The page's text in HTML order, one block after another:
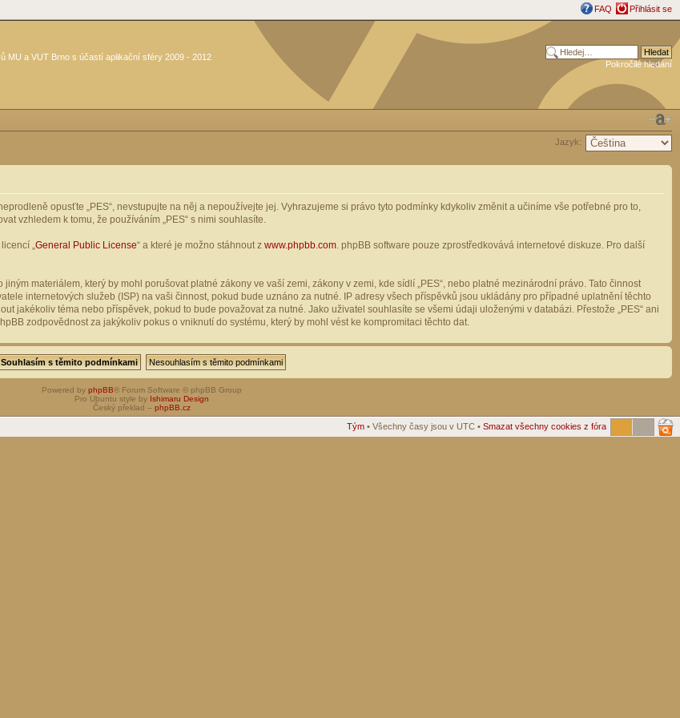
FAQ Přihlásit se
MU a VUT Brno s účastí aplikační sféry 2009 - 2012
Pokročilé hledání
Jazyk:
opusťte „PES“, nevstupujte na něj a nepoužívejte jej. Vyhrazujeme si právo tyto podmínky kdykoliv změnit a učiníme vše potřebné pro to,
vzhledem k tomu, že používáním „PES“ s nimi souhlasíte.
„ General Public License“ a které je možno stáhnout z www.phpbb.com . phpBB software pouze zprostředkovává internetové diskuze. Pro další
materiálem, který by mohl porušovat platné zákony ve vaší zemi, zákony v zemi, kde sídlí „PES“, nebo platné mezinárodní právo. Tato činnost
internetových služeb (ISP) na vaši činnost, pokud bude uznáno za nutné. IP adresy všech příspěvků jsou ukládány pro případné uplatnění těchto
jakékoliv téma nebo příspěvek, pokud to bude považovat za nutné. Jako uživatel souhlasíte se všemi údaji uloženými v databázi. Přestože „PES“ ani
zodpovědnost za jakýkoliv pokus o vniknutí do systému, který by mohl vést ke kompromitaci těchto dat.
Powered by phpBB® Forum Software © phpBB Group
Pro Ubuntu style by Ishimaru Design
Český překlad – phpBB.cz
Tým • Všechny časy jsou v UTC • Smazat všechny cookies z fóra